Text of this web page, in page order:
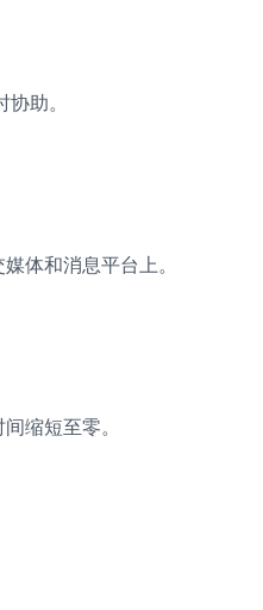
助。
体和消息平台上。
缩短至零。